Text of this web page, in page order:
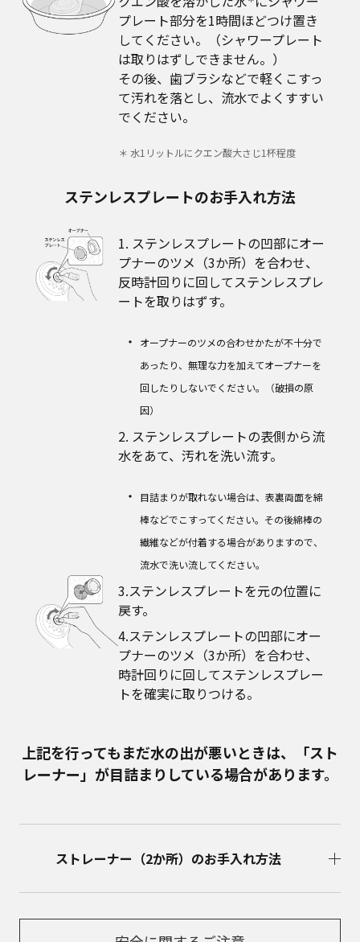
プレート部分を1時間ほどつけ置き
してください。（シャワープレート
は取りはずしできません。）
その後、歯ブラシなどで軽くこすっ
て汚れを落とし、流水でよくすすい
でください。
＊ 水1リットルにクエン酸大さじ1杯程度
ステンレスプレートのお手入れ方法
1. ステンレスプレートの凹部にオー
プナーのツメ（3か所）を合わせ、
反時計回りに回してステンレスプレ
ートを取りはずす。
オープナーのツメの合わせかたが不十分で
あったり、無理な力を加えてオープナーを
回したりしないでください。（破損の原
因）
2. ステンレスプレートの表側から流
水をあて、汚れを洗い流す。
目詰まりが取れない場合は、表裏両面を綿
棒などでこすってください。その後綿棒の
繊維などが付着する場合がありますので、
流水で洗い流してください。
3.ステンレスプレートを元の位置に
戻す。
4.ステンレスプレートの凹部にオー
プナーのツメ（3か所）を合わせ、
時計回りに回してステンレスプレー
トを確実に取りつける。
上記を行ってもまだ水の出が悪いときは、「スト
レーナー」が目詰まりしている場合があります。
ストレーナー（2か所）のお手入れ方法